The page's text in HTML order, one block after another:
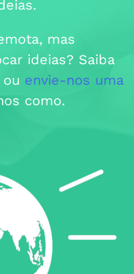
mas
ideias? Saiba
envie-nos uma
como.